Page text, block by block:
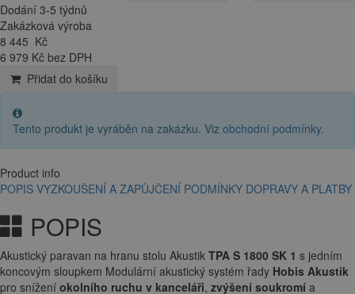
Dodání 3-5 týdnů
Zakázková výroba
8 445 Kč
6 979 Kč bez DPH
Přidat do košíku
Tento produkt je vyráběn na zakázku. Viz obchodní podmínky.
Product info
POPIS VYZKOUŠENÍ A ZAPŮJČENÍ PODMÍNKY DOPRAVY A PLATBY
POPIS
Akustický paravan na hranu stolu Akustik TPA S 1800 SK 1 s jedním
koncovým sloupkem Modulární akustický systém řady Hobis Akustik
pro snížení okolního ruchu v kanceláři, zvýšení soukromí a